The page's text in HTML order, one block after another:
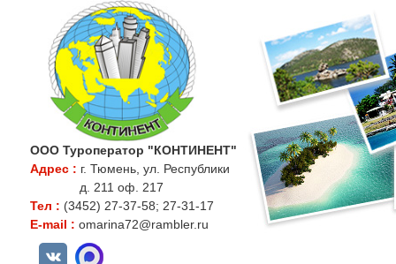
ООО Туроператор "КОНТИНЕНТ"
Адрес : г. Тюмень, ул. Республики
д. 211 оф. 217
Тел : (3452) 27-37-58; 27-31-17
E-mail : omarina72@rambler.ru